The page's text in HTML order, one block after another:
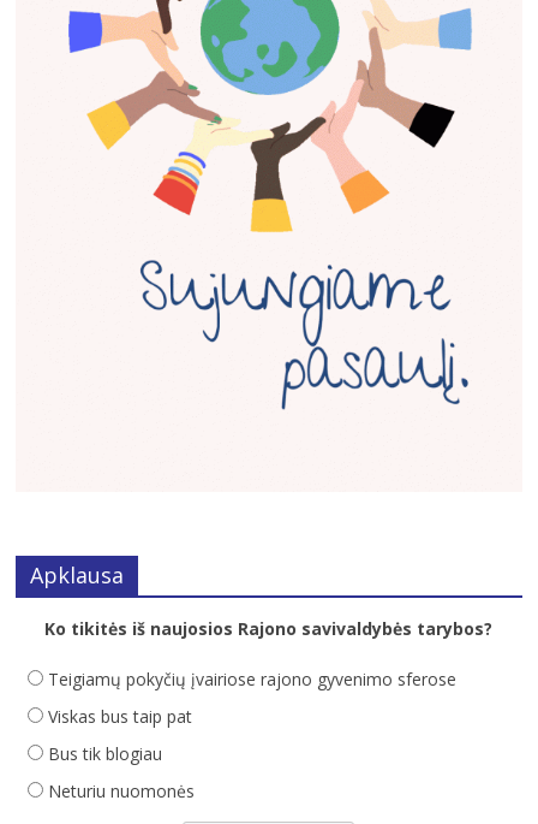
Apklausa
Ko tikitės iš naujosios Rajono savivaldybės tarybos?
Teigiamų pokyčių įvairiose rajono gyvenimo sferose
Viskas bus taip pat
Bus tik blogiau
Neturiu nuomonės